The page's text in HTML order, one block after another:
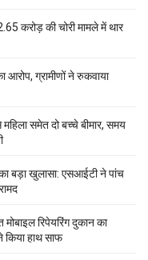
करोड़ की चोरी मामले में थार
ग्रामीणों ने रुकवाया
समेत दो बच्चे बीमार, समय
बड़ा खुलासा: एसआईटी ने पांच
रिपेयरिंग दुकान का
किया हाथ साफ